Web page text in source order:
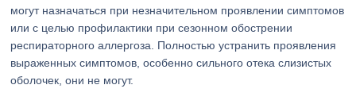
могут назначаться при незначительном проявлении симптомов
или с целью профилактики при сезонном обострении
респираторного аллергоза. Полностью устранить проявления
выраженных симптомов, особенно сильного отека слизистых
оболочек, они не могут.